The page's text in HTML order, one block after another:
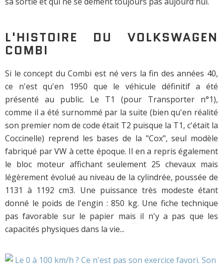
L'HISTOIRE DU VOLKSWAGEN
COMBI
Si le concept du Combi est né vers la fin des années 40,
ce n'est qu'en 1950 que le véhicule définitif a été
présenté au public. Le T1 (pour Transporter n°1),
comme il a été surnommé par la suite (bien qu'en réalité
son premier nom de code était T2 puisque la T1, c'était la
Coccinelle) reprend les bases de la "Cox", seul modèle
fabriqué par VW à cette époque. Il en a repris également
le bloc moteur affichant seulement 25 chevaux mais
légèrement évolué au niveau de la cylindrée, poussée de
1131 à 1192 cm3. Une puissance très modeste étant
donné le poids de l'engin : 850 kg. Une fiche technique
pas favorable sur le papier mais il n'y a pas que les
capacités physiques dans la vie...